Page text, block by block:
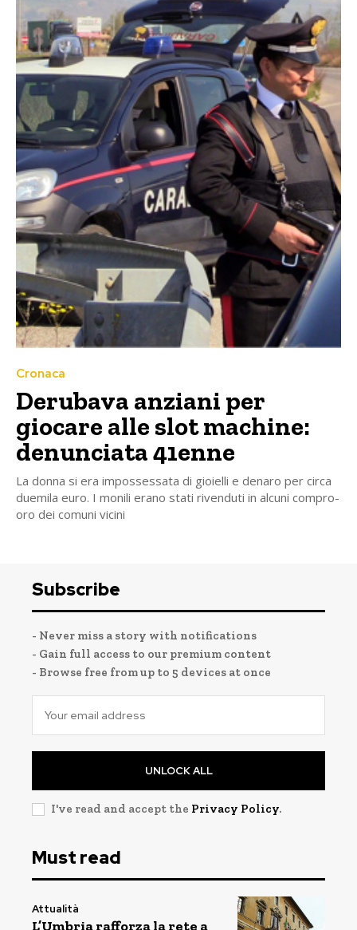
Cronaca
Derubava anziani per
giocare alle slot machine:
denunciata 41enne
La donna si era impossessata di gioielli e denaro per circa
duemila euro. I monili erano stati rivenduti in alcuni compro-
oro dei comuni vicini
Subscribe
- Never miss a story with notifications
- Gain full access to our premium content
- Browse free from up to 5 devices at once
UNLOCK ALL
I've read and accept the Privacy Policy.
Must read
Attualità
L’Umbria rafforza la rete a